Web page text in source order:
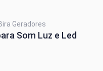
Geradores
Som Luz e Led